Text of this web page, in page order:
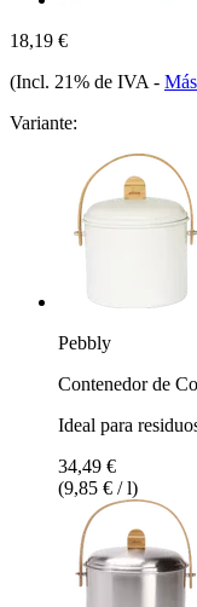
18,19 €
(Incl. 21% de IVA -
Variante:
Pebbly
Contenedor de
Ideal para
34,49 €
(9,85 € / l)